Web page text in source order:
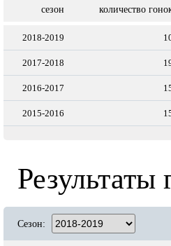
сезон количество
2018-2019
2017-2018
2016-2017
2015-2016
Результаты
Сезон: